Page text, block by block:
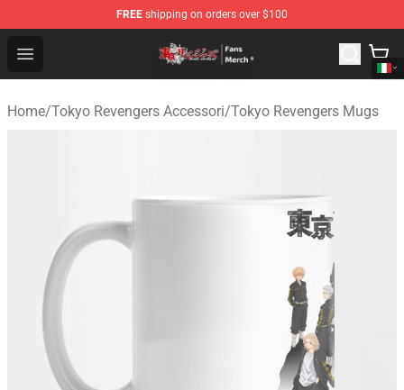
FREE shipping on orders over $100
Open menu
Tokyo Revengers Store - Official Tokyo Revengers
Home/Tokyo Revengers Accessori/Tokyo Revengers Mugs